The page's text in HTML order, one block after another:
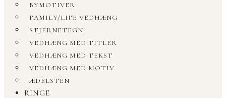
BYMOTIVER
FAMILY/LIFE VEDHÆNG
STJERNETEGN
VEDHÆNG MED TITLER
VEDHÆNG MED TEKST
VEDHÆNG MED MOTIV
ÆDELSTEN
RINGE